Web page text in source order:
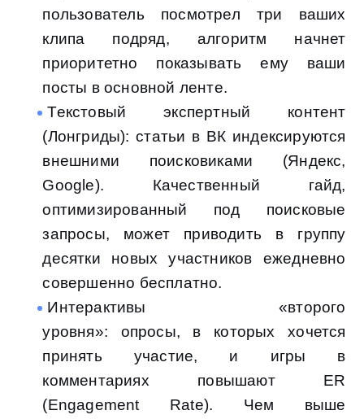
пользователь посмотрел три ваших
клипа подряд, алгоритм начнет
приоритетно показывать ему ваши
посты в основной ленте.
Текстовый экспертный контент
(Лонгриды): статьи в ВК индексируются
внешними поисковиками (Яндекс,
Google). Качественный гайд,
оптимизированный под поисковые
запросы, может приводить в группу
десятки новых участников ежедневно
совершенно бесплатно.
Интерактивы «второго
уровня»: опросы, в которых хочется
принять участие, и игры в
комментариях повышают ER
(Engagement Rate). Чем выше